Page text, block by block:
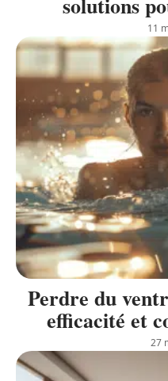
11
Perdre du
efficacité et
27